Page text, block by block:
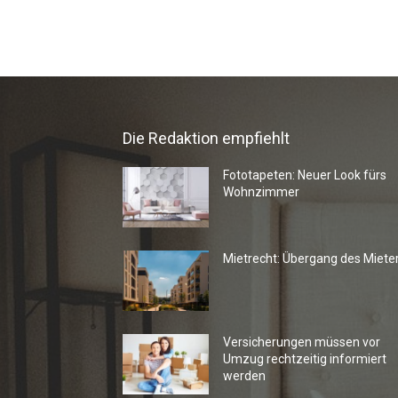
Die Redaktion empfiehlt
Fototapeten: Neuer Look fürs
Wohnzimmer
Mietrecht: Übergang des
Versicherungen müssen vor
Umzug rechtzeitig informiert
werden